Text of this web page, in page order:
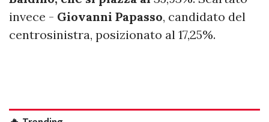
invece - Giovanni Papasso, candidato del
centrosinistra, posizionato al 17,25%.